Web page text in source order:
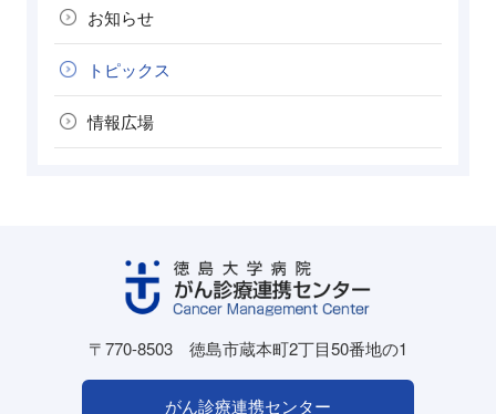
お知らせ
トピックス
情報広場
〒770-8503 徳島市蔵本町2丁目50番地の1
がん診療連携センター